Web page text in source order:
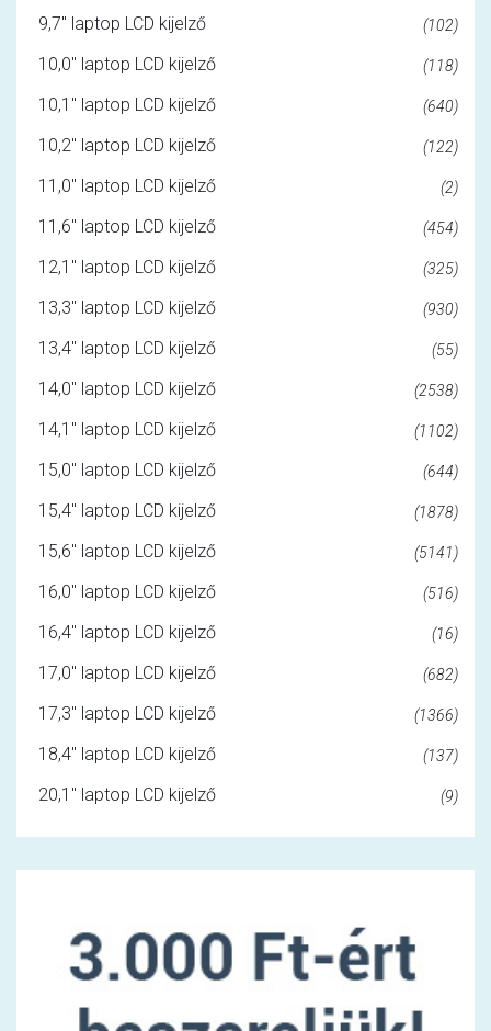
9,7" laptop LCD kijelző (102)
10,0" laptop LCD kijelző (118)
10,1" laptop LCD kijelző (640)
10,2" laptop LCD kijelző (122)
11,0" laptop LCD kijelző (2)
11,6" laptop LCD kijelző (454)
12,1" laptop LCD kijelző (325)
13,3" laptop LCD kijelző (930)
13,4" laptop LCD kijelző (55)
14,0" laptop LCD kijelző (2538)
14,1" laptop LCD kijelző (1102)
15,0" laptop LCD kijelző (644)
15,4" laptop LCD kijelző (1878)
15,6" laptop LCD kijelző (5141)
16,0" laptop LCD kijelző (516)
16,4" laptop LCD kijelző (16)
17,0" laptop LCD kijelző (682)
17,3" laptop LCD kijelző (1366)
18,4" laptop LCD kijelző (137)
20,1" laptop LCD kijelző (9)